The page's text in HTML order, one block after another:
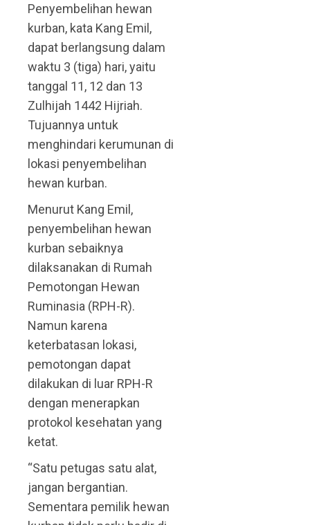
Penyembelihan hewan
kurban, kata Kang Emil,
dapat berlangsung dalam
waktu 3 (tiga) hari, yaitu
tanggal 11, 12 dan 13
Zulhijah 1442 Hijriah.
Tujuannya untuk
menghindari kerumunan di
lokasi penyembelihan
hewan kurban.
Menurut Kang Emil,
penyembelihan hewan
kurban sebaiknya
dilaksanakan di Rumah
Pemotongan Hewan
Ruminasia (RPH-R).
Namun karena
keterbatasan lokasi,
pemotongan dapat
dilakukan di luar RPH-R
dengan menerapkan
protokol kesehatan yang
ketat.
“Satu petugas satu alat,
jangan bergantian.
Sementara pemilik hewan